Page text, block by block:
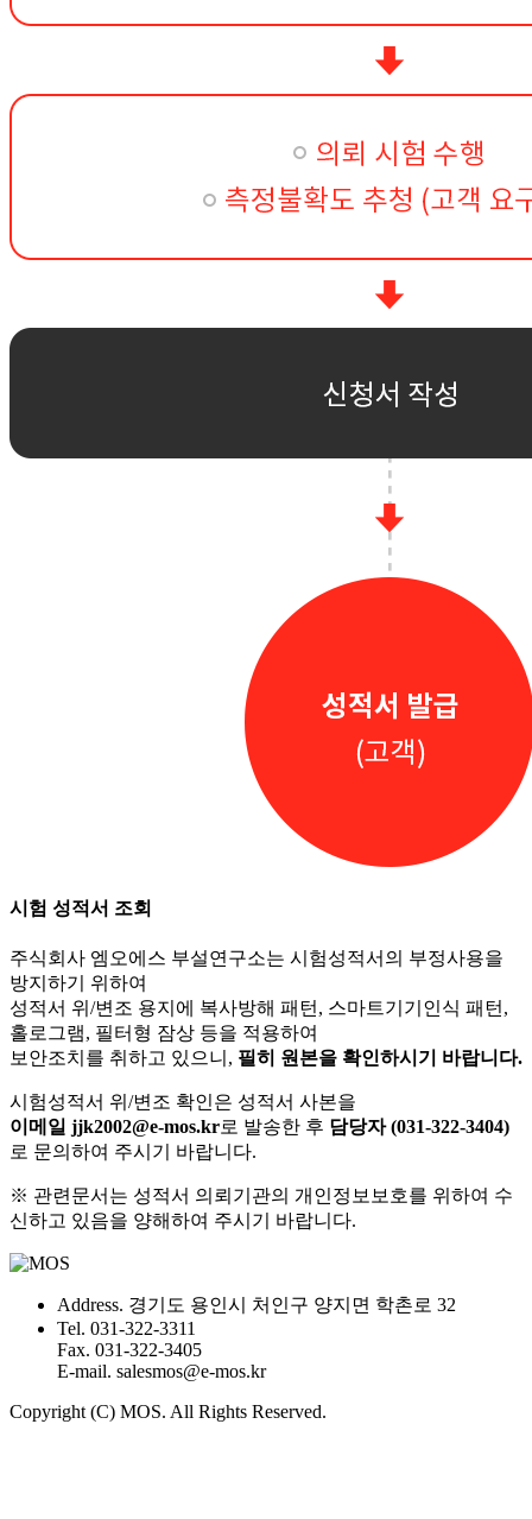
시험 성적서 조회
주식회사 엠오에스 부설연구소는 시험성적서의 부정사용을
방지하기 위하여
성적서 위/변조 용지에 복사방해 패턴, 스마트기기인식 패턴,
홀로그램, 필터형 잠상 등을 적용하여
보안조치를 취하고 있으니, 필히 원본을 확인하시기 바랍니다.
시험성적서 위/변조 확인은 성적서 사본을
이메일 jjk2002@e-mos.kr로 발송한 후 담당자 (031-322-3404)
로 문의하여 주시기 바랍니다.
※ 관련문서는 성적서 의뢰기관의 개인정보보호를 위하여 수
신하고 있음을 양해하여 주시기 바랍니다.
Address. 경기도 용인시 처인구 양지면 학촌로 32
Tel. 031-322-3311
Fax. 031-322-3405
E-mail. salesmos@e-mos.kr
Copyright (C) MOS. All Rights Reserved.